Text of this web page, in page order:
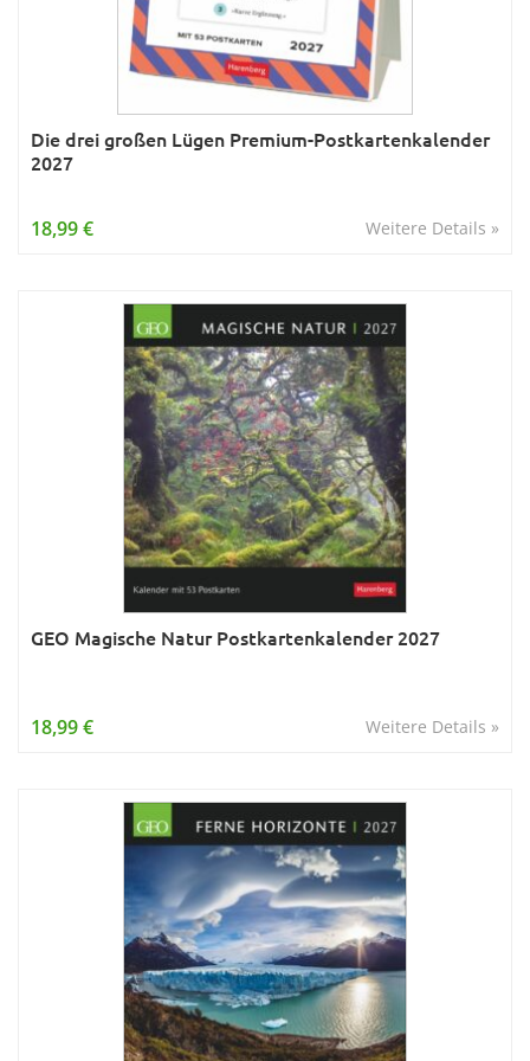
Die drei großen Lügen Premium-Postkartenkalender
2027
Weitere Details »
18,99 €
GEO Magische Natur Postkartenkalender 2027
Weitere Details »
18,99 €